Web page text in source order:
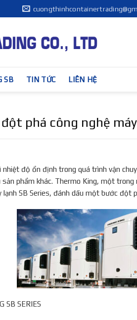
SB TIN TỨC LIÊN HỆ
phá công nghệ
nhiệt độ ổn định trong quá trình vận
phẩm khác. Thermo King, một
SB Series, đánh dấu một bước đột
SB SERIES